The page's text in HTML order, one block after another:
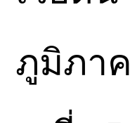
ภูมิภา